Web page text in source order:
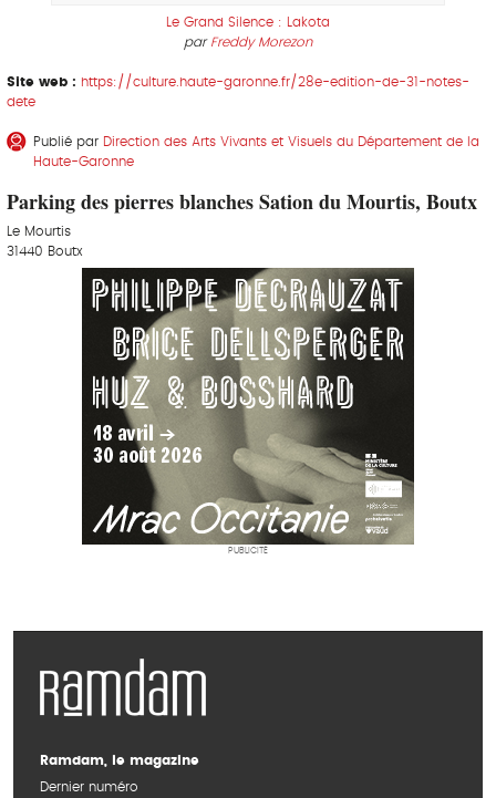
Le Grand Silence : Lakota
par Freddy Morezon
Site web : https://culture.haute-garonne.fr/28e-edition-de-31-notes-
dete
Publié par Direction des Arts Vivants et Visuels du Département de la
Haute-Garonne
Parking des pierres blanches Sation du Mourtis, Boutx
Le Mourtis
31440 Boutx
PUBLICITÉ
Ramdam, le magazine
Dernier numéro